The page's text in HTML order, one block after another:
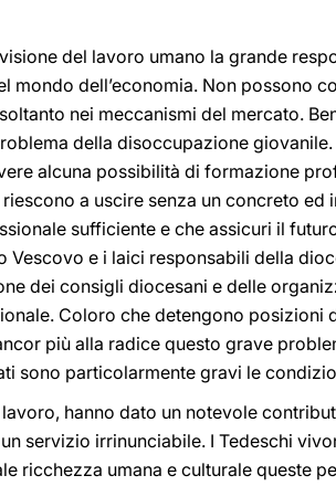
del lavoro umano la grande
mondo dell’economia. Non possono
nei meccanismi del mercato.
della disoccupazione
alcuna possibilità di formazione
a uscire senza un concreto ed
sufficiente e che assicuri il
e i laici responsabili della
dei consigli diocesani e delle
Coloro che detengono posizioni
più alla radice questo grave
sono particolarmente gravi le
hanno dato un notevole
servizio irrinunciabile. I Tedeschi
ricchezza umana e culturale queste